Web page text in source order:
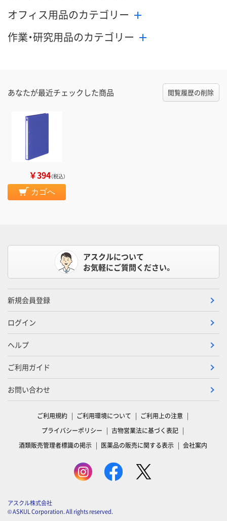
オフィス用品のカテゴリー
作業・研究用品のカテゴリー
あなたが最近チェックした商品 閲覧履歴の削除
￥394（税込）
カゴへ
アスクルについて
お気軽にご質問ください。
新規会員登録
ログイン
ヘルプ
ご利用ガイド
お問い合わせ
ご利用規約 ご利用環境について
ご利用上の注意
プライバシーポリシー
古物営業法に基づく表記
酒類販売管理者標識の掲示
医薬品の販売に関する表示 会社案内
アスクル株式会社
© ASKUL Corporation. All rights reserved.